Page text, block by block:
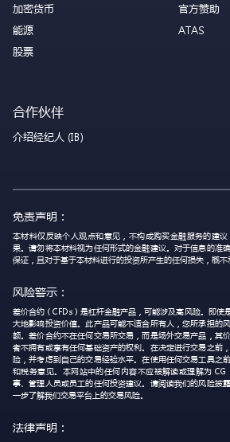
加密货币
能源
股票
官方赞助
ATAS
合作伙伴
介绍经纪人 (IB)
免责声明：
本材料仅反映个人观点和意见，不构成购买金融服务的建
果。请勿将本材料视为任何形式的金融建议。对于信息的准
保证，且对于基于本材料进行的投资所产生的任何损失，概不
风险警示：
差价合约（CFDs）是杠杆金融产品，可能涉及高风险。即使
大地影响投资价值。此产品可能不适合所有人，您所承担的
额。差价合约不在任何交易所交易，而是场外交易产品，其
者不拥有或享有任何基础资产的权利。在决定进行交易之前
险，并考虑到自己的交易经验水平。在使用任何交易工具之
和税务意见。本网站中的任何内容不应被解读或理解为
事、管理人员或员工的任何投资建议。请阅读我们的风险披
一步了解我们交易平台上的交易风险。
法律声明：